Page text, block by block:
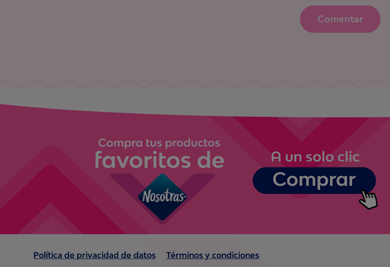
Comentar
Política de privacidad de datos Términos y condiciones